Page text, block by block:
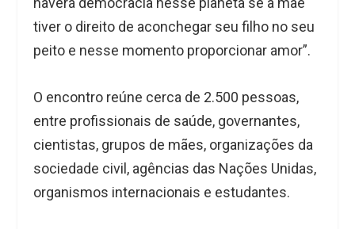
tiver o direito de aconchegar seu filho no seu
peito e nesse momento proporcionar amor”.
O encontro reúne cerca de 2.500 pessoas,
entre profissionais de saúde, governantes,
cientistas, grupos de mães, organizações da
sociedade civil, agências das Nações Unidas,
organismos internacionais e estudantes.